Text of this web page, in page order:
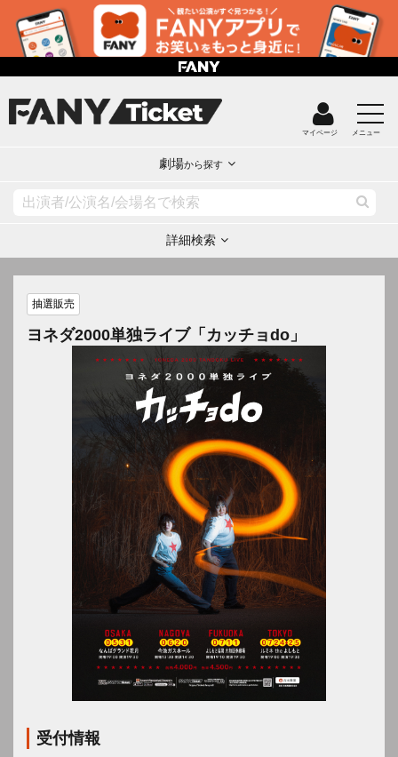
マイページ メニュー
劇場から探す
詳細検索
抽選販売
ヨネダ2000単独ライブ「カッチョdo」
受付情報